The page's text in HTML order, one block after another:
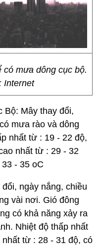
có mưa dông cục bộ.
Internet
Bộ: Mây thay đổi,
mưa rào và dông
nhất từ : 19 - 22 độ,
nhất từ : 29 - 32
- 35 oC
ngày nắng, chiều
vài nơi. Gió đông
có khả năng xảy ra
Nhiệt độ thấp nhất
từ : 28 - 31 độ, có